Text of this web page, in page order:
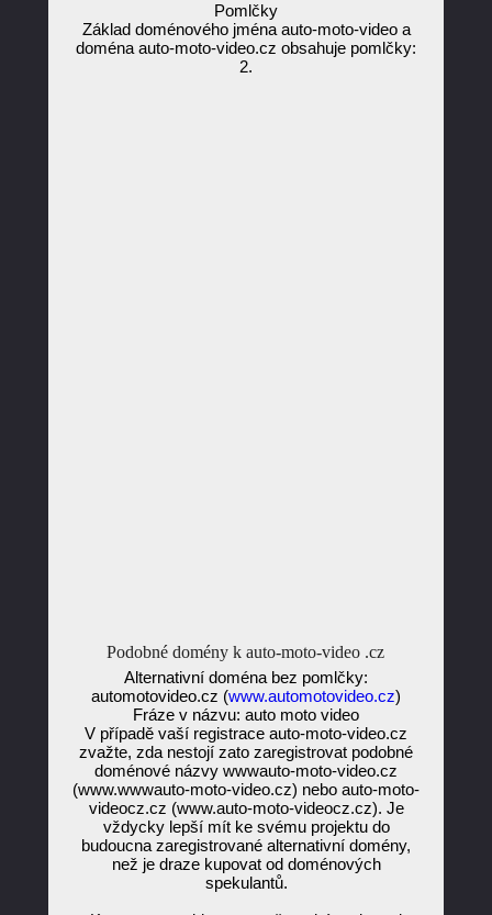
Pomlčky
Základ doménového jména auto-moto-video a
doména auto-moto-video.cz obsahuje pomlčky:
2.
Podobné domény k auto-moto-video .cz
Alternativní doména bez pomlčky:
automotovideo.cz (www.automotovideo.cz)
Fráze v názvu: auto moto video
V případě vaší registrace auto-moto-video.cz
zvažte, zda nestojí zato zaregistrovat podobné
doménové názvy wwwauto-moto-video.cz
(www.wwwauto-moto-video.cz) nebo auto-moto-
videocz.cz (www.auto-moto-videocz.cz). Je
vždycky lepší mít ke svému projektu do
budoucna zaregistrované alternativní domény,
než je draze kupovat od doménových
spekulantů.